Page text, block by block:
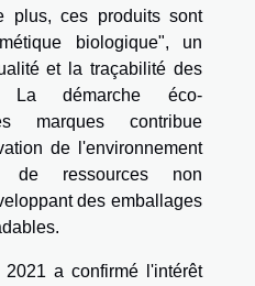
plus, ces produits sont
biologique", un
et la traçabilité des
La démarche éco-
marques contribue
de l'environnement
de ressources non
des emballages
a confirmé l'intérêt